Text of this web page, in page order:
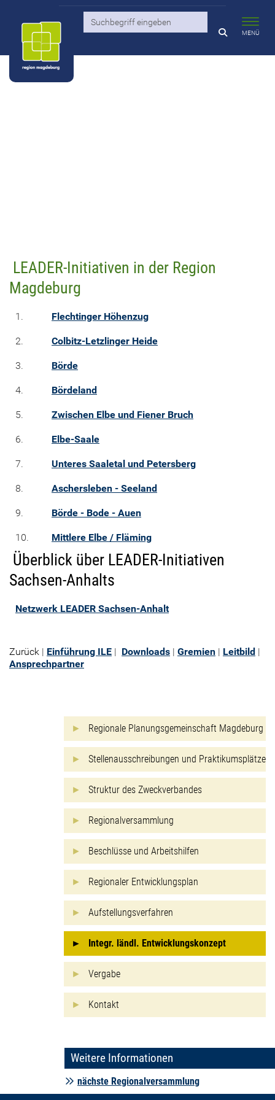
MENÜ
LEADER-Initiativen in der Region
Magdeburg
1. Flechtinger Höhenzug
2. Colbitz-Letzlinger Heide
3. Börde
4. Bördeland
5. Zwischen Elbe und Fiener Bruch
6. Elbe-Saale
7. Unteres Saaletal und Petersberg
8. Aschersleben - Seeland
9. Börde - Bode - Auen
10. Mittlere Elbe / Fläming
Überblick über LEADER-Initiativen
Sachsen-Anhalts
Netzwerk LEADER Sachsen-Anhalt
Zurück | Einführung ILE | Downloads | Gremien | Leitbild |
Ansprechpartner
Regionale Planungsgemeinschaft Magdeburg
Stellenausschreibungen und Praktikumsplätze
Struktur des Zweckverbandes
Regionalversammlung
Beschlüsse und Arbeitshilfen
Regionaler Entwicklungsplan
Aufstellungsverfahren
Integr. ländl. Entwicklungskonzept
Vergabe
Kontakt
Weitere Informationen
nächste Regionalversammlung